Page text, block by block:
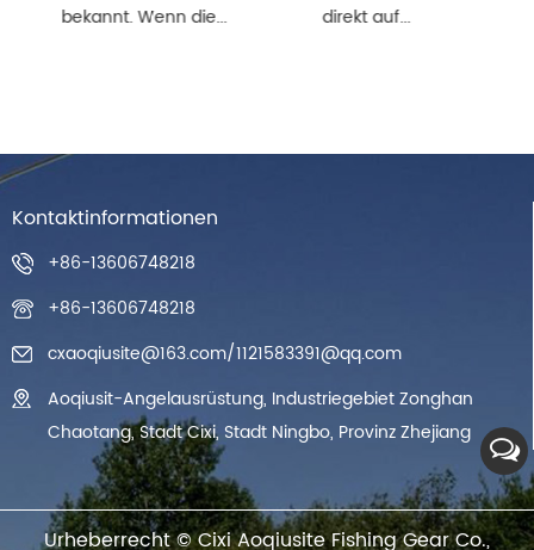
bekannt. Wenn die...
direkt auf...
Kontaktinformationen
+86-13606748218
+86-13606748218
cxaoqiusite@163.com/1121583391@qq.com
Aoqiusit-Angelausrüstung, Industriegebiet Zonghan
Chaotang, Stadt Cixi, Stadt Ningbo, Provinz Zhejiang
Urheberrecht ©Cixi Aoqiusite Fishing Gear Co.,